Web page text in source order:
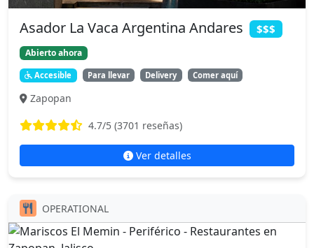
Asador La Vaca Argentina Andares $$$
Abierto ahora
Accesible Para llevar Delivery Comer aquí
Zapopan
4.7/5 (3701 reseñas)
Ver detalles
OPERATIONAL